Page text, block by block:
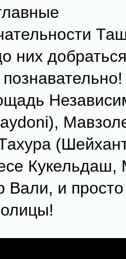
них
Кукельдаш,
Вали, и просто